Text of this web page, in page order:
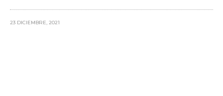
23 DICIEMBRE, 2021